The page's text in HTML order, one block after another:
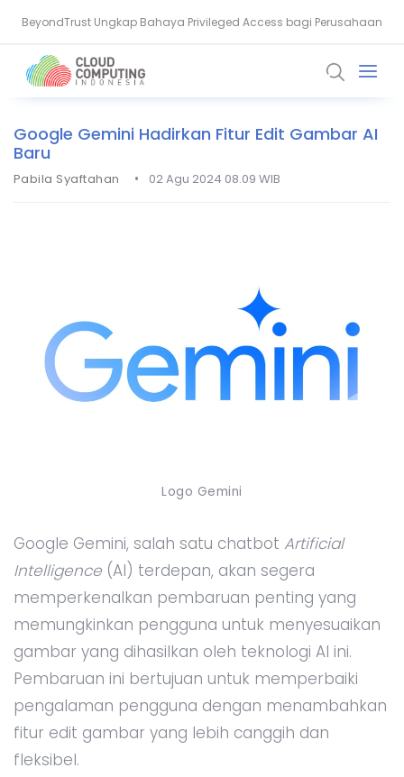
BeyondTrust Ungkap Bahaya Privileged Access bagi Perusahaan
BSSN: Komputer Kuantum Ancam Enkripsi, Saatnya Beralih ke PQC
Google Gemini Hadirkan Fitur Edit Gambar AI
Baru
Pabila Syaftahan • 02 Agu 2024 08.09 WIB
Logo Gemini
Google Gemini, salah satu chatbot Artificial
Intelligence (AI) terdepan, akan segera
memperkenalkan pembaruan penting yang
memungkinkan pengguna untuk menyesuaikan
gambar yang dihasilkan oleh teknologi AI ini.
Pembaruan ini bertujuan untuk memperbaiki
pengalaman pengguna dengan menambahkan
fitur edit gambar yang lebih canggih dan
fleksibel.